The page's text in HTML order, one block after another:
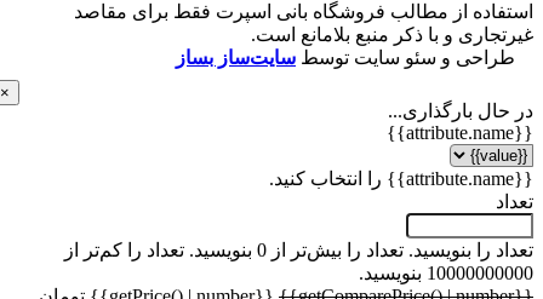
از مطالب فروشگاه بانی اسپرت فقط برای مقاصد
و با ذکر منبع بلامانع است.
و سئو سایت توسطسایت‌ساز بساز
بارگذاری...
را بنویسید.تعداد را بیش‌تر از 0 بنویسید.
تعداد را کم‌تر از
بنویسید.